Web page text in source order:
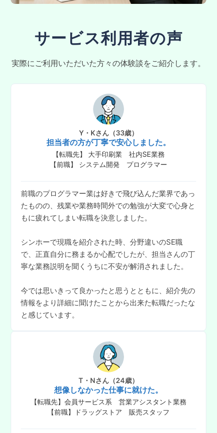
サービス利用者の声
実際にご利用いただいた方々の体験談をご紹介します。
Y・Kさん（33歳）
担当者の方が丁寧で安心しました。
【転職先】 大手印刷業 社内SE業務
【前職】 システム開発 プログラマー
前職のプログラマー業は好きで飛び込んだ業界であっ
たものの、残業や業務時間外での勉強が大変で心身と
もに疲れてしまい転職を決意しました。
シンホーで現職を紹介された時、分野違いのSE職
で、正直自分に務まるか心配でしたが、担当さんの丁
寧な業務説明を聞くうちに不安が解消されました。
今では思いきって良かったと思うとともに、紹介先の
情報をより詳細に聞けたことから出来た転職だったな
と感じています。
T・Nさん（24歳）
想像しなかった仕事に就けた。
【転職先】会員サービス系 営業アシスタント業務
【前職】ドラッグストア 販売スタッフ